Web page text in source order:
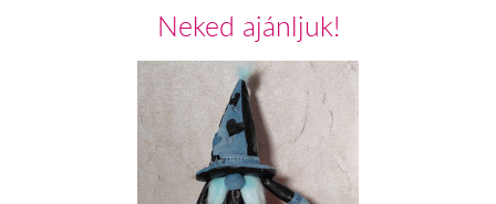
Neked ajánljuk!